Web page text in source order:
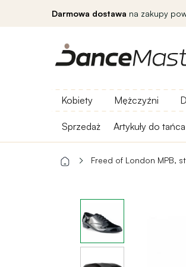
Darmowa dostawa na zakupy
Kobiety Mężczyźni
Sprzedaż Artykuły do ​​tańca
Freed of London MPB,